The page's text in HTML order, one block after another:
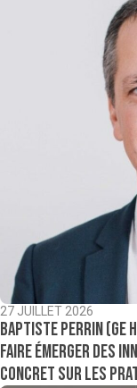
27 JUILLET 2026
Baptiste Perrin (GE
faire émerger des
concret sur les